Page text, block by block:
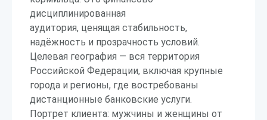
дисциплинированная
аудитория, ценящая стабильность,
надёжность и прозрачность условий.
Целевая география — вся территория
Российской Федерации, включая крупные
города и регионы, где востребованы
дистанционные банковские услуги.
Портрет клиента: мужчины и женщины от